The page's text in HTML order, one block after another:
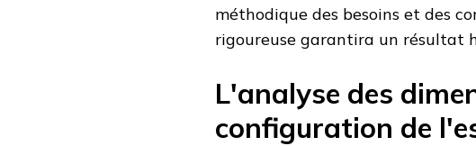
méthodique des besoins et des
rigoureuse garantira un résultat
L'analyse des
configuration de